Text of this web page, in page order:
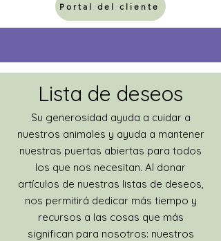
Portal del cliente
Lista de deseos
Su generosidad ayuda a cuidar a
nuestros animales y ayuda a mantener
nuestras puertas abiertas para todos
los que nos necesitan. Al donar
artículos de nuestras listas de deseos,
nos permitirá dedicar más tiempo y
recursos a las cosas que más
significan para nosotros: nuestros